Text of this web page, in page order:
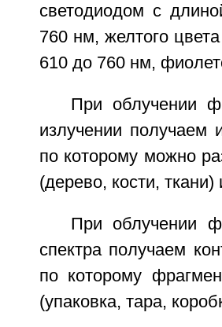
светодиодом с
760 нм, желтого
610 до 760 нм,
При облучении
излучении получаем
по которому можно
(дерево, кости,
При облучении
спектра получаем
по которому
(упаковка, тара,